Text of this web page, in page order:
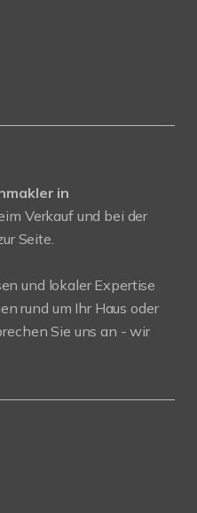
in
Verkauf und bei der
Seite.
und lokaler Expertise
rund um Ihr Haus oder
Sie uns an - wir